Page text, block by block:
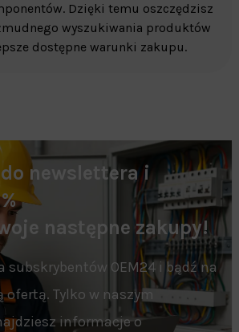
Dzięki temu oszczędzisz
wyszukiwania produktów
dostępne warunki zakupu.
newslettera i
następne zakupy!
subskrybentów OEM24 i bądź na
ofertą. Tylko w naszym
informacje o